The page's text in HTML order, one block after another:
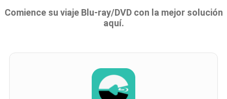
Comience su viaje Blu-ray/DVD con la mejor solución
aquí.